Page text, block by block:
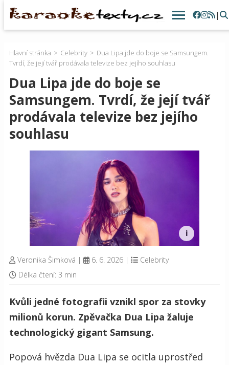
|
Hlavní stránka Celebrity
Dua Lipa jde do boje se Samsungem.
Tvrdí, že její tvář prodávala televize bez jejího souhlasu
Dua Lipa jde do boje se
Samsungem. Tvrdí, že její tvář
prodávala televize bez jejího
souhlasu
Veronika Šimková | 6. 6. 2026 |
Celebrity
Délka čtení: 3 min
Kvůli jedné fotografii vznikl spor za stovky
milionů korun. Zpěvačka Dua Lipa žaluje
technologický gigant Samsung.
Popová hvězda Dua Lipa se ocitla uprostřed